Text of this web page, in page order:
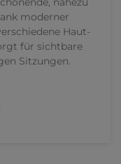
STUDIO
dem Lasergerät und